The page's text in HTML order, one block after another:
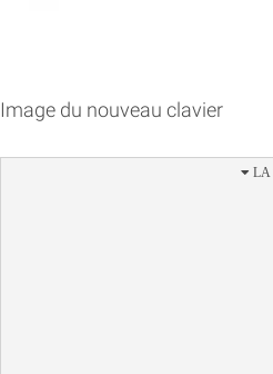
Image du nouveau clavier